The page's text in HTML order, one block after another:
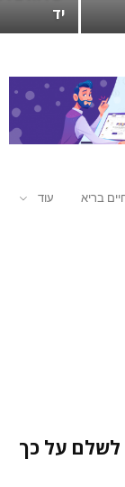
יד
בריא עוד
לשלם על כך